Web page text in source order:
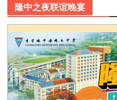
隆中之夜联谊晚宴